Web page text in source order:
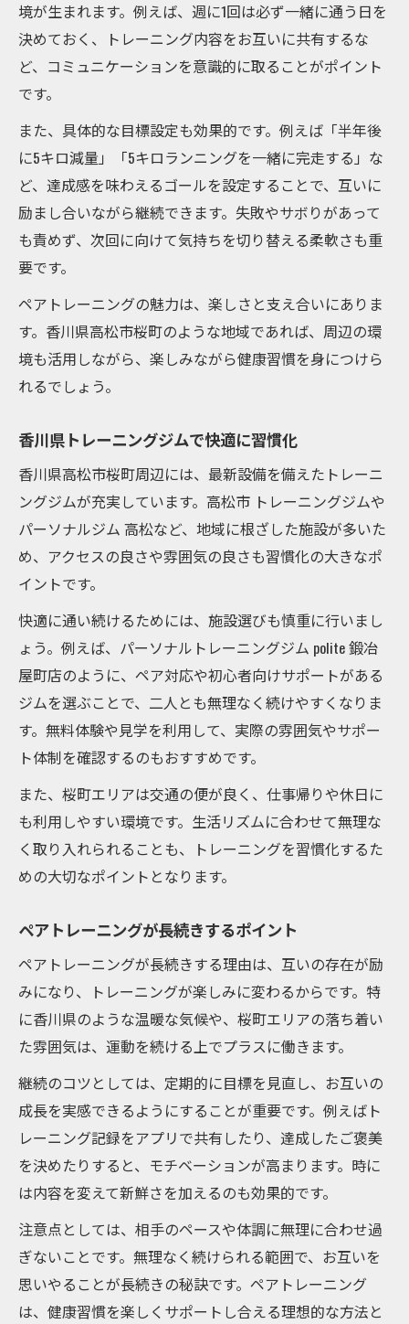
境が生まれます。例えば、週に1回は必ず一緒に通う日を
決めておく、トレーニング内容をお互いに共有するな
ど、コミュニケーションを意識的に取ることがポイント
です。
また、具体的な目標設定も効果的です。例えば「半年後
に5キロ減量」「5キロランニングを一緒に完走する」な
ど、達成感を味わえるゴールを設定することで、互いに
励まし合いながら継続できます。失敗やサボりがあって
も責めず、次回に向けて気持ちを切り替える柔軟さも重
要です。
ペアトレーニングの魅力は、楽しさと支え合いにありま
す。香川県高松市桜町のような地域であれば、周辺の環
境も活用しながら、楽しみながら健康習慣を身につけら
れるでしょう。
香川県トレーニングジムで快適に習慣化
香川県高松市桜町周辺には、最新設備を備えたトレーニ
ングジムが充実しています。高松市 トレーニングジムや
パーソナルジム 高松など、地域に根ざした施設が多いた
め、アクセスの良さや雰囲気の良さも習慣化の大きなポ
イントです。
快適に通い続けるためには、施設選びも慎重に行いまし
ょう。例えば、パーソナルトレーニングジム polite 鍛冶
屋町店のように、ペア対応や初心者向けサポートがある
ジムを選ぶことで、二人とも無理なく続けやすくなりま
す。無料体験や見学を利用して、実際の雰囲気やサポー
ト体制を確認するのもおすすめです。
また、桜町エリアは交通の便が良く、仕事帰りや休日に
も利用しやすい環境です。生活リズムに合わせて無理な
く取り入れられることも、トレーニングを習慣化するた
めの大切なポイントとなります。
ペアトレーニングが長続きするポイント
ペアトレーニングが長続きする理由は、互いの存在が励
みになり、トレーニングが楽しみに変わるからです。特
に香川県のような温暖な気候や、桜町エリアの落ち着い
た雰囲気は、運動を続ける上でプラスに働きます。
継続のコツとしては、定期的に目標を見直し、お互いの
成長を実感できるようにすることが重要です。例えばト
レーニング記録をアプリで共有したり、達成したご褒美
を決めたりすると、モチベーションが高まります。時に
は内容を変えて新鮮さを加えるのも効果的です。
注意点としては、相手のペースや体調に無理に合わせ過
ぎないことです。無理なく続けられる範囲で、お互いを
思いやることが長続きの秘訣です。ペアトレーニング
は、健康習慣を楽しくサポートし合える理想的な方法と